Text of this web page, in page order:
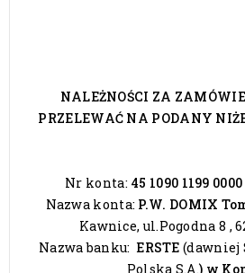
NALEŻNOŚCI ZA
PRZELEWAĆ NA PODANY
Nr konta: 45 1090 1199
Nazwa konta: P.W. DOMIX
Kawnice, ul.Pogodna 8 ,
Nazwa banku: ERSTE(dawniej
Polska S.A.) w